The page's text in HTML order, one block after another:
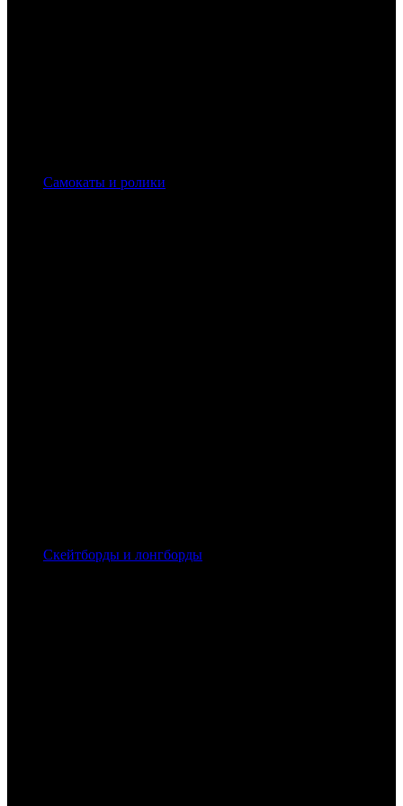
Самокаты и ролики
Скейтборды и лонгборды